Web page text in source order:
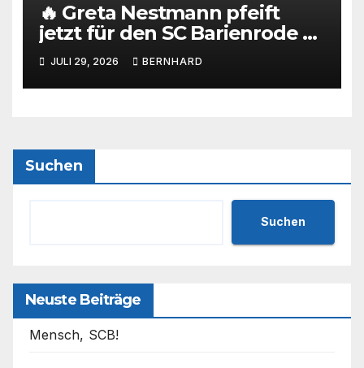
🔥 Greta Nestmann pfeift
jetzt für den SC Barienrode –
unsere jüngste
Schiedsrichterin hat die
Prüfung bestanden! 💙🤍⚽
JULI 29, 2026 BERNHARD
Suchen
Suchen
Neuste Beiträge
Mensch, SCB!